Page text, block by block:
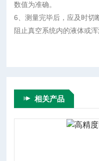
数值为准确。
6、测量完毕后，应及时切
阻止真空系统内的液体或
相关产品